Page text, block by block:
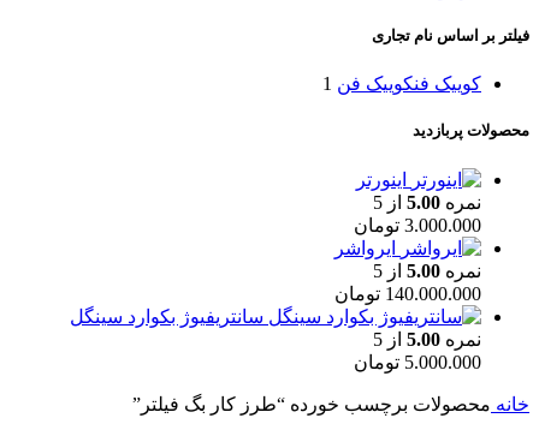
فیلتر بر اساس نام تجاری
کوییک فنکوییک فن 1
محصولات پربازدید
اینورتر
نمره 5.00 از 5
3.000.000 تومان
ایرواشر
نمره 5.00 از 5
140.000.000 تومان
سانتریفیوژ بکوارد سینگل
نمره 5.00 از 5
5.000.000 تومان
خانه محصولات برچسب خورده “طرز کار بگ فیلتر”